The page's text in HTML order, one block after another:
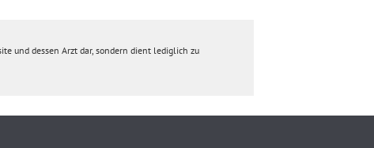
und dessen Arzt dar, sondern dient lediglich zu